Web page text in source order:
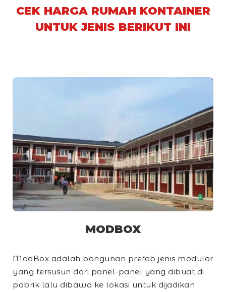
CEK HARGA RUMAH KONTAINER
UNTUK JENIS BERIKUT INI
MODBOX
ModBox adalah bangunan prefab jenis modular
yang tersusun dari panel-panel yang dibuat di
pabrik lalu dibawa ke lokasi untuk dijadikan